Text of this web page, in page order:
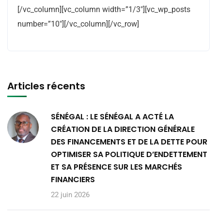
[/vc_column][vc_column width=”1/3″][vc_wp_posts
number=”10″][/vc_column][/vc_row]
Articles récents
SÉNÉGAL : LE SÉNÉGAL A ACTÉ LA
CRÉATION DE LA DIRECTION GÉNÉRALE
DES FINANCEMENTS ET DE LA DETTE POUR
OPTIMISER SA POLITIQUE D’ENDETTEMENT
ET SA PRÉSENCE SUR LES MARCHÉS
FINANCIERS
22 juin 2026